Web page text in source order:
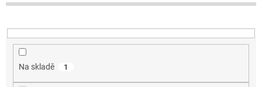
k
t
Na skladě 1